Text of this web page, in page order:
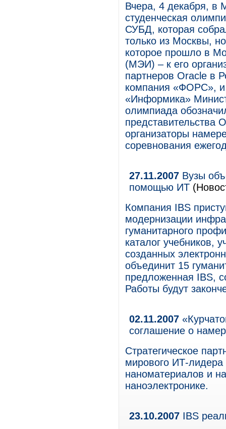
Вчера, 4 декабря, в
студенческая
СУБД, которая
только из Москвы,
которое прошло в
(МЭИ) – к его
партнеров Oracle в
компания «ФОРС», и
«Информика»
олимпиада
представительства
организаторы
соревнования
27.11.2007 Вузы
помощью ИТ
Компания IBS
модернизации
гуманитарного
каталог учебников,
созданных
объединит 15
предложенная IBS,
Работы будут
02.11.2007
соглашение о
Стратегическое
мирового ИТ-лидера
наноматериалов и
наноэлектронике.
23.10.2007 IBS